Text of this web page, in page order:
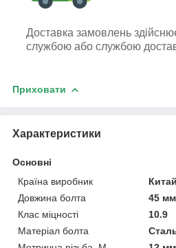
Доставка замовлень
службою або службою
Приховати
Характеристики
Основні
Країна виробник
Китай
Довжина болта
45 мм
Клас міцності
10.9
Матеріал болта